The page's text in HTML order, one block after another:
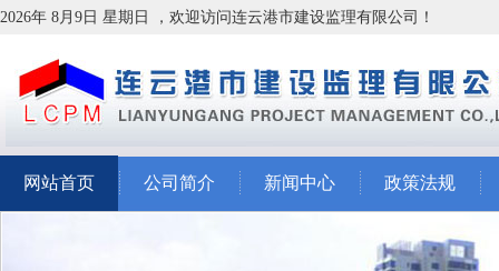
2026年 8月9日 星期日 ，欢迎访问连云港市建设监理有限公司！
网站首页 公司简介 新闻中心 政策法规